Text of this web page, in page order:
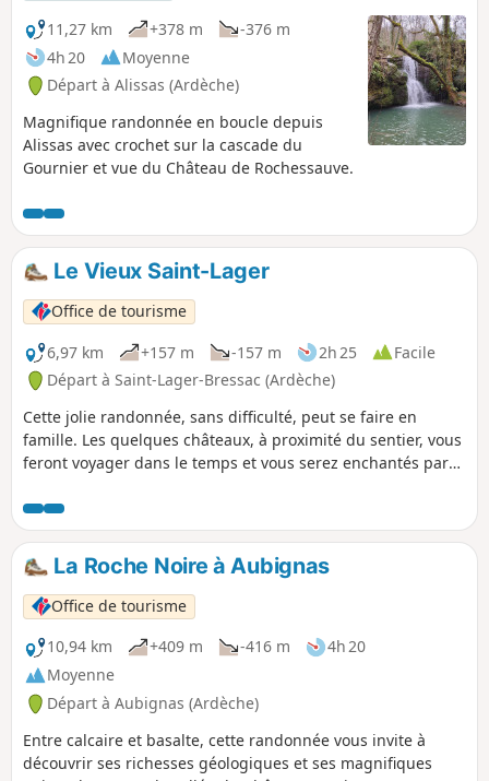
11,27 km
+378 m
-376 m
4h 20
Moyenne
Départ à Alissas (Ardèche)
Magnifique randonnée en boucle depuis
Alissas avec crochet sur la cascade du
Gournier et vue du Château de Rochessauve.
Le Vieux Saint-Lager
Office de tourisme
6,97 km
+157 m -157 m 2h 25
Facile
Départ à Saint-Lager-Bressac (Ardèche)
Cette jolie randonnée, sans difficulté, peut se faire en
famille. Les quelques châteaux, à proximité du sentier, vous
feront voyager dans le temps et vous serez enchantés par
Saint-Lager-Bressac.
La Roche Noire à Aubignas
Office de tourisme
10,94 km
+409 m -416 m
4h 20
Moyenne
Départ à Aubignas (Ardèche)
Entre calcaire et basalte, cette randonnée vous invite à
découvrir ses richesses géologiques et ses magnifiques